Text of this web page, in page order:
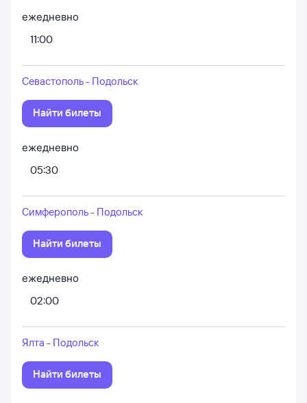
ежедневно
11:00
Севастополь - Подольск
Найти билеты
ежедневно
05:30
Симферополь - Подольск
Найти билеты
ежедневно
02:00
Ялта - Подольск
Найти билеты